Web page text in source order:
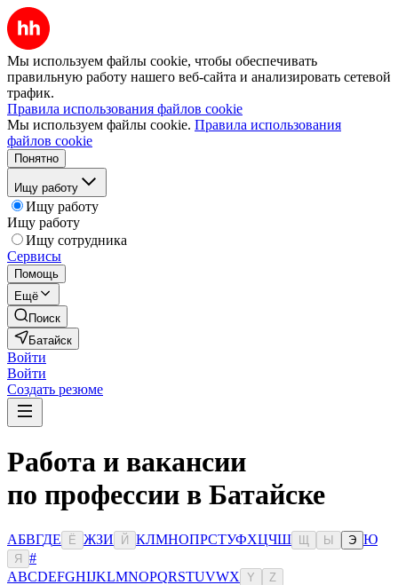
Мы используем файлы cookie, чтобы обеспечивать
правильную работу нашего веб-сайта и анализировать сетевой
трафик.
Правила использования файлов cookie
Мы используем файлы cookie. Правила использования
файлов cookie
Понятно
Ищу работу
Ищу работу
Ищу работу
Ищу сотрудника
Сервисы
Помощь
Ещё
Поиск
Батайск
Войти
Войти
Создать резюме
Работа и вакансии
по профессии в Батайске
АБВГДЕ Ё ЖЗИ Й КЛМНОПРСТУФХЦЧШ Ы Э Ю
Я
#
ABCDEFGHIJKLMNOPQRSTUVWX Y Z